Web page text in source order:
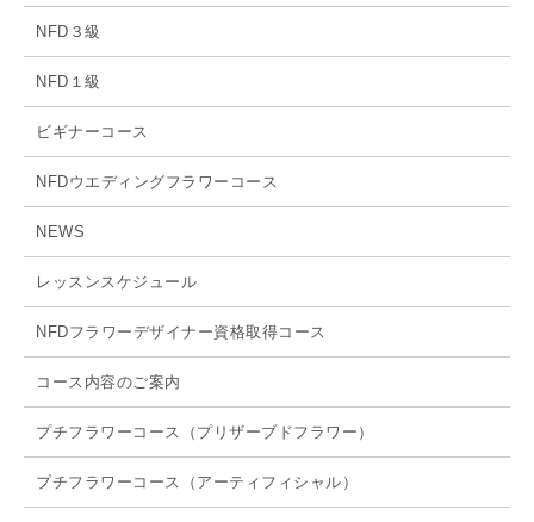
NFD３級
NFD１級
ビギナーコース
NFDウエディングフラワーコース
NEWS
レッスンスケジュール
NFDフラワーデザイナー資格取得コース
コース内容のご案内
プチフラワーコース（プリザーブドフラワー）
プチフラワーコース（アーティフィシャル）